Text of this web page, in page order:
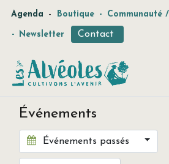
Agenda - Boutique - Communauté
- Newsletter Contact
Événements
Événements passés